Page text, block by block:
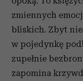
zmiennych
bliskich. Zbyt
w pojedynkę
zupełnie
zapomina